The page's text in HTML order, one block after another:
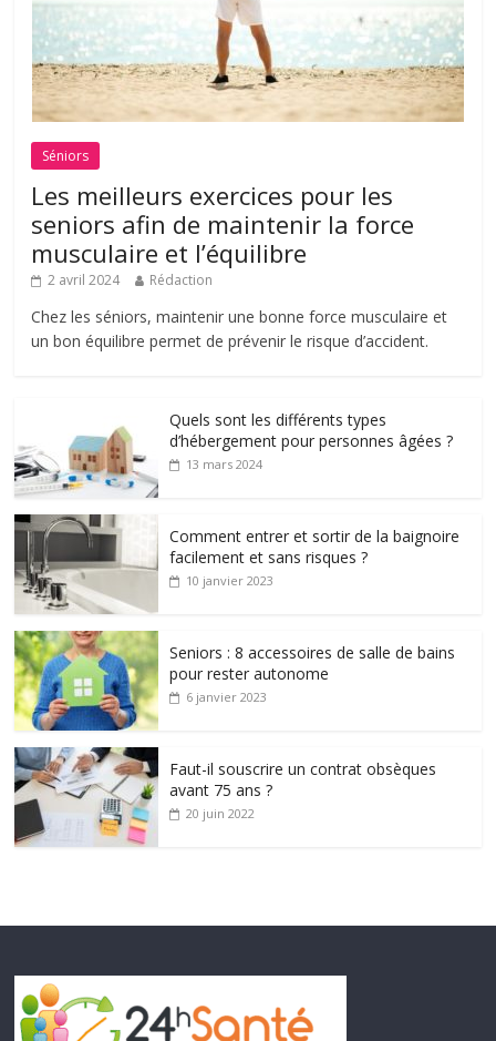
Séniors
Les meilleurs exercices pour les
seniors afin de maintenir la force
musculaire et l’équilibre
2 avril 2024 Rédaction
Chez les séniors, maintenir une bonne force musculaire et
un bon équilibre permet de prévenir le risque d’accident.
Quels sont les différents types
d’hébergement pour personnes âgées ?
13 mars 2024
Comment entrer et sortir de la baignoire
facilement et sans risques ?
10 janvier 2023
Seniors : 8 accessoires de salle de bains
pour rester autonome
6 janvier 2023
Faut-il souscrire un contrat obsèques
avant 75 ans ?
20 juin 2022